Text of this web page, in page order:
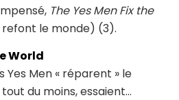
The Yes Men Fix the
refont le monde) (3).
World
Men « réparent » le
du moins, essaient…